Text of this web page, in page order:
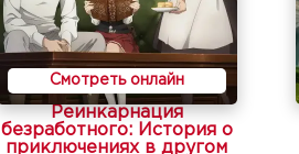
Смотреть онлайн
Реинкарнация
безработного: История о
приключениях в другом